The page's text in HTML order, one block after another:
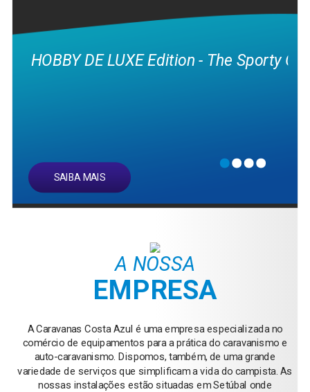
HOBBY DE LUXE Edition - The Sporty
SAIBA MAIS
A NOSSA
EMPRESA
A Caravanas Costa Azul é uma empresa especializada no
comércio de equipamentos para a prática do caravanismo e
auto-caravanismo. Dispomos, também, de uma grande
variedade de serviços que simplificam a vida do campista. As
nossas instalações estão situadas em Setúbal onde